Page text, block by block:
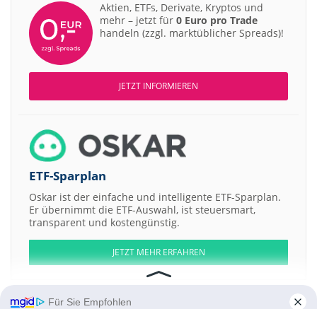
Aktien, ETFs, Derivate, Kryptos und
mehr – jetzt für 0 Euro pro Trade
handeln (zzgl. marktüblicher Spreads)!
JETZT INFORMIEREN
ETF-Sparplan
Oskar ist der einfache und intelligente ETF-Sparplan.
Er übernimmt die ETF-Auswahl, ist steuersmart,
transparent und kostengünstig.
JETZT MEHR ERFAHREN
Für Sie Empfohlen